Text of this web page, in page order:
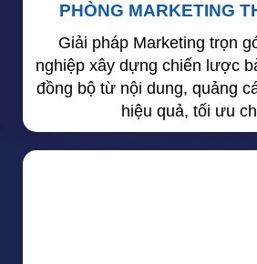
PHÒNG MARKETING
Giải pháp Marketing trọn
nghiệp xây dựng chiến lược
đồng bộ từ nội dung, quảng
hiệu quả, tối ưu